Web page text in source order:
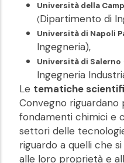
Università della
(Dipartimento di
Università di Napoli
Ingegneria),
Università di Salerno
Ingegneria
Le tematiche
Convegno
fondamenti chimici e
settori delle
riguardo a quelli che
alle loro proprietà e